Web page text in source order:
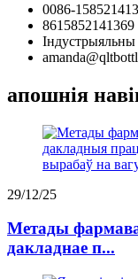
0086-
8615852141369
апошнія
29/12/25
Метады
дакладнае п...